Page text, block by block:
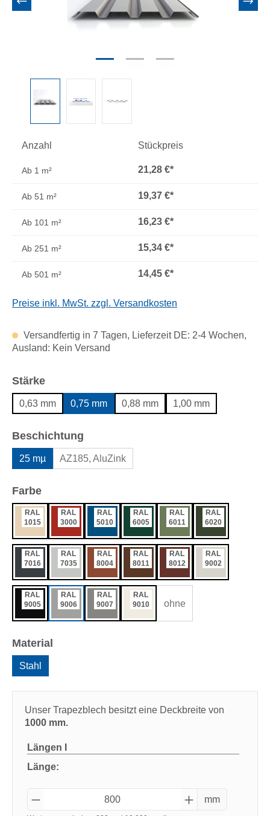
Anzahl Stückpreis
Ab 1 m² 21,28 €*
Ab 51 m² 19,37 €*
Ab 101 m² 16,23 €*
Ab 251 m² 15,34 €*
Ab 501 m² 14,45 €*
Preise inkl. MwSt. zzgl. Versandkosten
Versandfertig in 7 Tagen, Lieferzeit DE: 2-4 Wochen,
Ausland: Kein Versand
Stärkeauswählen
0,63 mm 0,75 mm 0,88 mm 1,00 mm
Beschichtung
25 mµ AZ185, AluZink
Farbeauswählen
RAL
1015
RAL
3000
RAL
5010
RAL
6005
RAL
6011
RAL
6020
RAL
7016
RAL
7035
RAL
8004
RAL
8011
RAL
8012
RAL
9002
RAL
9005
RAL
9006
RAL
9007
RAL
9010
ohne
Material
Stahl
Unser Trapezblech besitzt eine Deckbreite von
1000 mm.
Längen
Länge:
mm